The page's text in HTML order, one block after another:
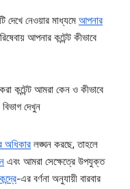
দেখে নেওয়ার মাধ্যমে আপনার
আপনার কন্টেন্ট কীভাবে
কন্টেন্ট আমরা কেন ও কীভাবে
বিভাগ দেখুন
অধিকার লঙ্ঘন করছে, তাহলে
এবং আমরা সেক্ষেত্রে উপযুক্ত
-এর বর্ণনা অনুযায়ী বারবার